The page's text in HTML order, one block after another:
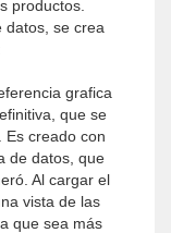
productos.
datos, se crea
grafica
que se
Es creado con
de datos, que
Al cargar el
vista de las
que sea más